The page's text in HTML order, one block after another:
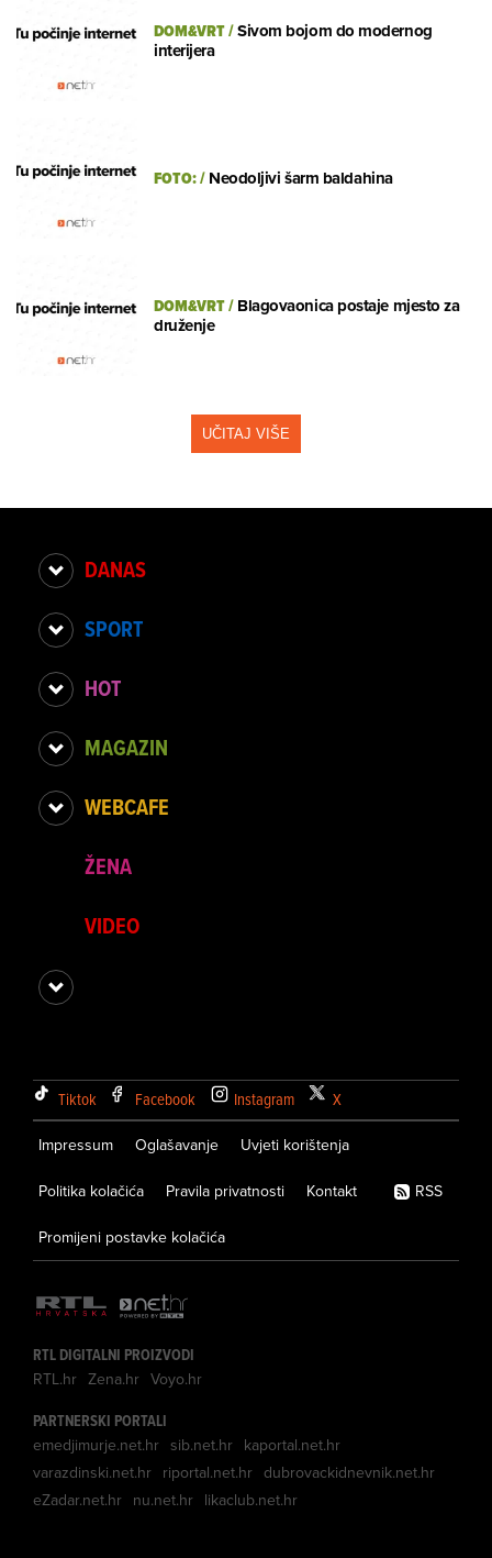
DOM&VRT/Sivom bojom do modernog
interijera
FOTO:/Neodoljivi šarm baldahina
DOM&VRT/Blagovaonica postaje mjesto za
druženje
UČITAJ VIŠE
DANAS
SPORT
HOT
MAGAZIN
WEBCAFE
ŽENA
VIDEO
Tiktok Facebook Instagram X
Impressum Oglašavanje Uvjeti korištenja
Politika kolačića Pravila privatnosti Kontakt
Promijeni postavke kolačića
RSS
RTL DIGITALNI PROIZVODI
RTL.hr Zena.hr Voyo.hr
PARTNERSKI PORTALI
emedjimurje.net.hr sib.net.hr kaportal.net.hr
varazdinski.net.hr riportal.net.hr dubrovackidnevnik.net.hr
eZadar.net.hr nu.net.hr likaclub.net.hr